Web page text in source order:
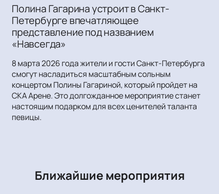
Полина Гагарина устроит в Санкт-
Петербурге впечатляющее
представление под названием
«Навсегда»
8 марта 2026 года жители и гости Санкт-Петербурга
смогут насладиться масштабным сольным
концертом Полины Гагариной, который пройдет на
СКА Арене. Это долгожданное мероприятие станет
настоящим подарком для всех ценителей таланта
певицы.
Ближайшие мероприятия